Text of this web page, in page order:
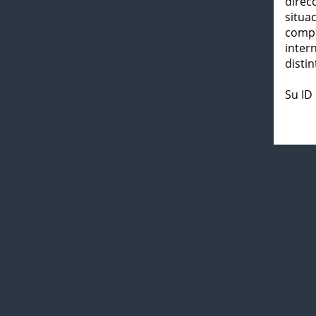
Su